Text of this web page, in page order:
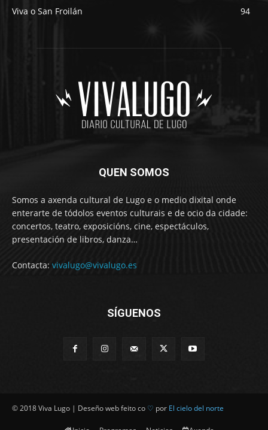
Viva o San Froilán
94
QUEN SOMOS
Somos a axenda cultural de Lugo e o medio dixital onde
enterarte de tódolos eventos culturais e de ocio da cidade:
concertos, teatro, exposicións, cine, espectáculos,
presentación de libros, danza…
Contacta: vivalugo@vivalugo.es
SÍGUENOS
© 2018 Viva Lugo | Deseño web feito co ♡ por El cielo del norte